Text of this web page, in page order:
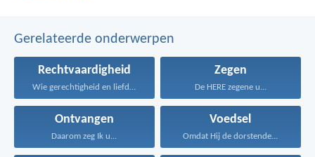
Gerelateerde onderwerpen
Rechtvaardigheid
Wie gerechtigheid en liefde...
Zegen
De HERE zegene u...
Ontvangen
Daarom zeg Ik u...
Voedsel
Omdat Hij de dorstende...